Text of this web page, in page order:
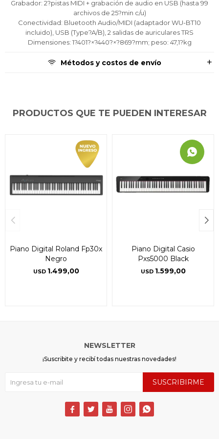
Grabador: 2?pistas MIDI + grabación de audio en USB (hasta 99
archivos de 25?min c/u)
Conectividad: Bluetooth Audio/MIDI (adaptador WU-BT10
incluido), USB (Type?A/B), 2 salidas de auriculares TRS
Dimensiones: 1?401?×?440?×?869?mm; peso: 47,1?kg
Métodos y costos de envío
PRODUCTOS QUE TE PUEDEN INTERESAR
Piano Digital Roland Fp30x
Negro
USD 1.499,00
Piano Digital Casio
Pxs5000 Black
USD 1.599,00
NEWSLETTER
¡Suscribite y recibí todas nuestras novedades!
SUSCRIBIRME
    